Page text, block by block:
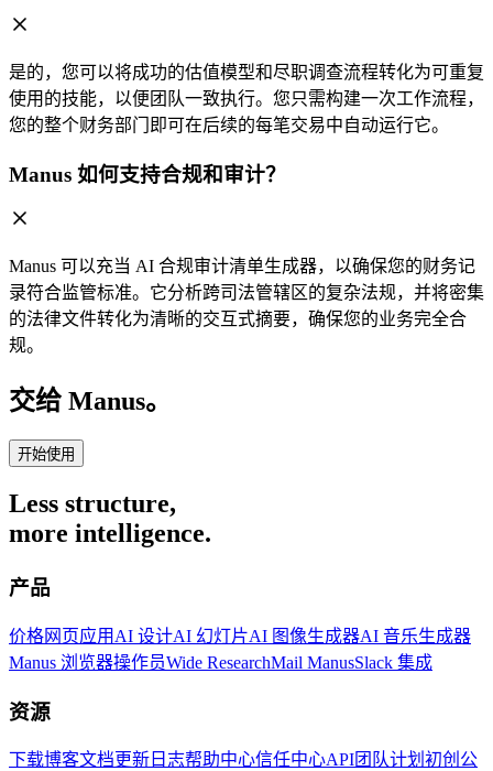
是的，您可以将成功的估值模型和尽职调查流程转化为可重复
使用的技能，以便团队一致执行。您只需构建一次工作流程，
您的整个财务部门即可在后续的每笔交易中自动运行它。
Manus 如何支持合规和审计？
Manus 可以充当 AI 合规审计清单生成器，以确保您的财务记
录符合监管标准。它分析跨司法管辖区的复杂法规，并将密集
的法律文件转化为清晰的交互式摘要，确保您的业务完全合
规。
交给 Manus。
开始使用
Less structure,
more intelligence.
产品
价格网页应用 AI 设计AI 幻灯片AI 图像生成器AI 音乐生成器
Manus 浏览器操作员Wide ResearchMail ManusSlack 集成
资源
下载博客文档更新日志帮助中心信任中心API团队计划 初创公